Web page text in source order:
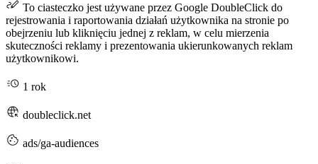
To ciasteczko jest używane przez Google DoubleClick do
rejestrowania i raportowania działań użytkownika na stronie po
obejrzeniu lub kliknięciu jednej z reklam, w celu mierzenia
skuteczności reklamy i prezentowania ukierunkowanych reklam
użytkownikowi.
1 rok
doubleclick.net
ads/ga-audiences